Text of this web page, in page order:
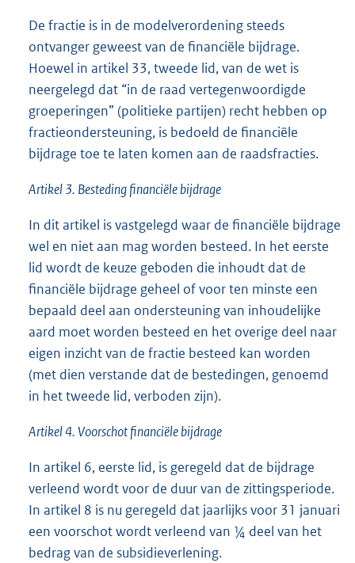
De fractie is in de modelverordening steeds
ontvanger geweest van de financiële bijdrage.
Hoewel in artikel 33, tweede lid, van de wet is
neergelegd dat “in de raad vertegenwoordigde
groeperingen” (politieke partijen) recht hebben op
fractieondersteuning, is bedoeld de financiële
bijdrage toe te laten komen aan de raadsfracties.
Artikel 3. Besteding financiële bijdrage
In dit artikel is vastgelegd waar de financiële bijdrage
wel en niet aan mag worden besteed. In het eerste
lid wordt de keuze geboden die inhoudt dat de
financiële bijdrage geheel of voor ten minste een
bepaald deel aan ondersteuning van inhoudelijke
aard moet worden besteed en het overige deel naar
eigen inzicht van de fractie besteed kan worden
(met dien verstande dat de bestedingen, genoemd
in het tweede lid, verboden zijn).
Artikel 4. Voorschot financiële bijdrage
In artikel 6, eerste lid, is geregeld dat de bijdrage
verleend wordt voor de duur van de zittingsperiode.
In artikel 8 is nu geregeld dat jaarlijks voor 31 januari
een voorschot wordt verleend van ¼ deel van het
bedrag van de subsidieverlening.